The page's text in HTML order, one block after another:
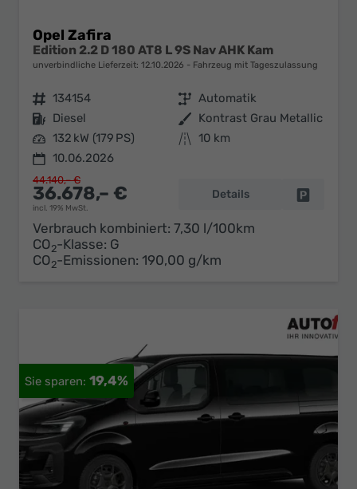
Opel Zafira
Edition 2.2 D 180 AT8 L 9S Nav AHK Kam
unverbindliche Lieferzeit: 12.10.2026 Fahrzeug mit Tageszulassung
Fahrzeugnr. 134154 Getriebe Automatik
Kraftstoff Diesel Außenfarbe Kontrast Grau Metallic
Leistung 132 kW (179 PS) Kilometerstand 10 km
10.06.2026
36.678,– €
incl. 19% MwSt.
44.140,– €
Details
Verbrauch kombiniert: 7,30 l/100km
CO2-Klasse: G
CO2-Emissionen: 190,00 g/km
19,4%